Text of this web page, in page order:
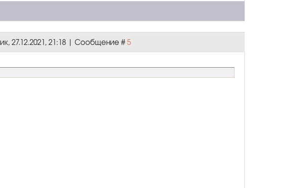
27.12.2021, 21:18 | Сообщение #5